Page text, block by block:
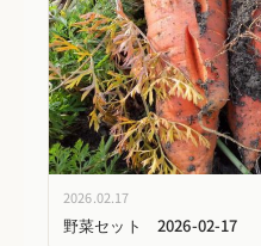
2026.02.17
野菜セット 2026-02-17